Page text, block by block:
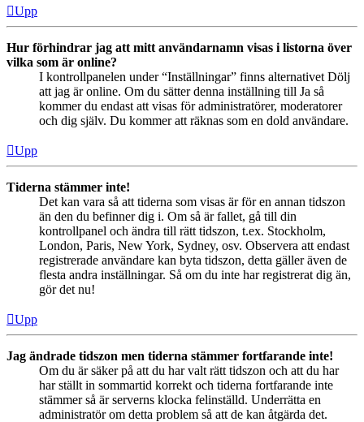
Upp
Hur förhindrar jag att mitt användarnamn visas i listorna över
vilka som är online?
I kontrollpanelen under “Inställningar” finns alternativet Dölj
att jag är online. Om du sätter denna inställning till Ja så
kommer du endast att visas för administratörer, moderatorer
och dig själv. Du kommer att räknas som en dold användare.
Upp
Tiderna stämmer inte!
Det kan vara så att tiderna som visas är för en annan tidszon
än den du befinner dig i. Om så är fallet, gå till din
kontrollpanel och ändra till rätt tidszon, t.ex. Stockholm,
London, Paris, New York, Sydney, osv. Observera att endast
registrerade användare kan byta tidszon, detta gäller även de
flesta andra inställningar. Så om du inte har registrerat dig än,
gör det nu!
Upp
Jag ändrade tidszon men tiderna stämmer fortfarande inte!
Om du är säker på att du har valt rätt tidszon och att du har
har ställt in sommartid korrekt och tiderna fortfarande inte
stämmer så är serverns klocka felinställd. Underrätta en
administratör om detta problem så att de kan åtgärda det.